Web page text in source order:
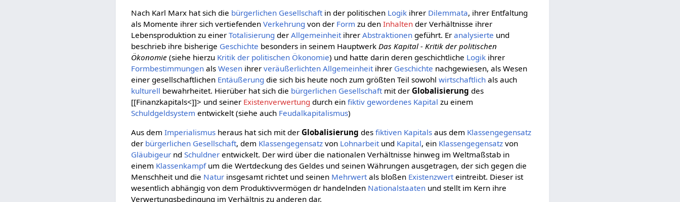
Nach Karl Marx hat sich die bürgerlichen Gesellschaftin der politischen Logik ihrer Dilemmata, ihrer Entfaltung
als Momente ihrer sich vertiefendenVerkehrung von der Form zu denInhalten der Verhältnisse ihrer
Lebensproduktion zu einerTotalisierung derAllgemeinheitihrerAbstraktionen geführt. Eranalysierte und
beschrieb ihre bisherige Geschichte besonders in seinem HauptwerkDas Kapital - Kritik der politischen
Ökonomie (siehe hierzu Kritik der politischen Ökonomie) und hatte darin deren geschichtliche Logik ihrer
Formbestimmungen alsWesen ihrerveräußerlichten Allgemeinheitihrer Geschichte nachgewiesen, als Wesen
einer gesellschaftlichen Entäußerung die sich bis heute noch zum größten Teil sowohlwirtschaftlich als auch
kulturell bewahrheitet. Hierüber hat sich die bürgerlichen Gesellschaftmit derGlobalisierung des
[[Finanzkapitals<]]> und seiner Existenverwertung durch einfiktiv gewordenes Kapital zu einem
Schuldgeldsystem entwickelt (siehe auch Feudalkapitalismus)
Aus demImperialismus heraus hat sich mit derGlobalisierung desfiktiven Kapitals aus dem Klassengegensatz
der bürgerlichen Gesellschaft, dem Klassengegensatz von Lohnarbeit und Kapital, ein Klassengegensatz von
Gläubigeur ndSchuldner entwickelt. Der wird über die nationalen Verhältnisse hinweg im Weltmaßstab in
einem Klassenkampfum die Wertdeckung des Geldes und seinen Währungen ausgetragen, der sich gegen die
Menschheit und die Natur insgesamt richtet und seinen Mehrwert als bloßen Existenzwert eintreibt. Dieser ist
wesentlich abhängig von dem Produktivvermögen dr handelnden Nationalstaaten und stellt im Kern ihre
Verwertungsbedingung im Verhältnis zu anderen dar.